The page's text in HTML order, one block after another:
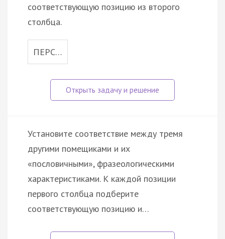
соответствующую позицию из второго
столбца.
ПЕРС…
Установите соответствие между тремя
другими помещиками и их
«пословичными», фразеологическими
характеристиками. К каждой позиции
первого столбца подберите
соответствующую позицию и…